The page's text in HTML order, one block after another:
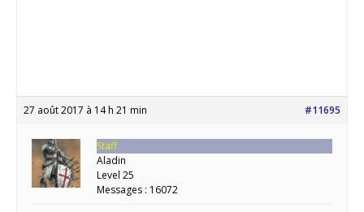
27 août 2017 à 14 h 21 min #11695
Staff
Aladin
Level 25
Messages : 16072